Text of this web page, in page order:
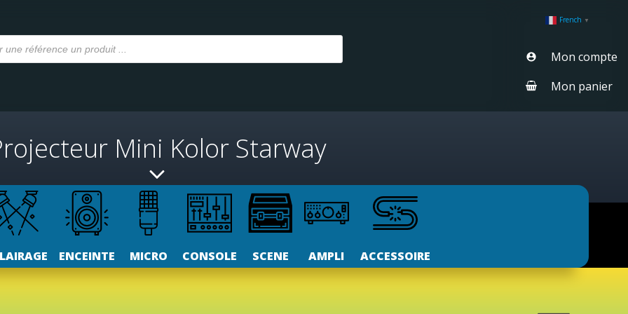
French ▼
Mon compte
Mon panier
Mini Kolor Starway
ENCEINTE MICRO CONSOLE SCENE AMPLI ACCESSOIRE